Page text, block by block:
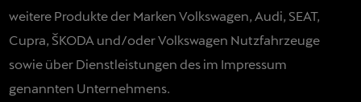
weitere Produkte der Marken Volkswagen, Audi, SEAT,
Cupra, ŠKODA und/oder Volkswagen Nutzfahrzeuge
sowie über Dienstleistungen des im Impressum
genannten Unternehmens.